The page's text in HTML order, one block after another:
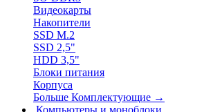
Видеокарты
Накопители
SSD M.2
SSD 2,5"
HDD 3,5"
Блоки питания
Корпуса
Больше Комплектующие →
Компьютеры и моноблоки